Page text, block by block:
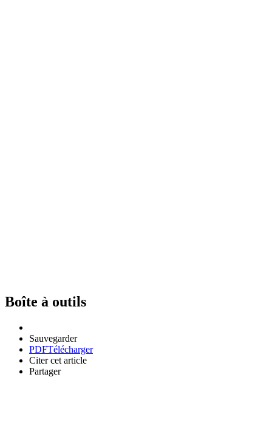
Boîte à outils
Sauvegarder
PDFTélécharger
Citer cet article
Partager